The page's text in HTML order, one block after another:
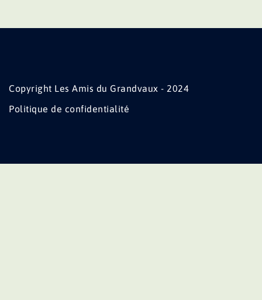
Copyright Les Amis du Grandvaux - 2024
Politique de confidentialité